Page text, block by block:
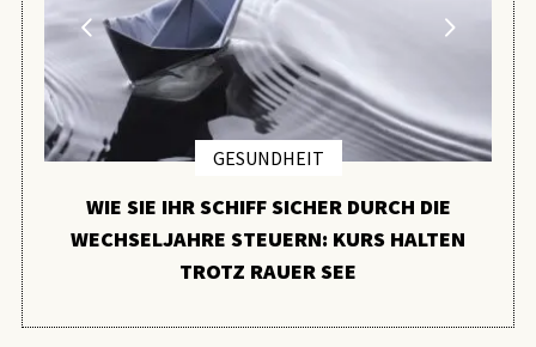
GESUNDHEIT
WIE SIE IHR SCHIFF SICHER DURCH DIE
WECHSELJAHRE STEUERN: KURS HALTEN
TROTZ RAUER SEE